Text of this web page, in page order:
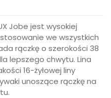
Jobe jest wysokiej
we wszystkich
rączkę o szerokości 38
lepszego chwytu. Lina
16-żyłowej liny
unoszące rączkę na